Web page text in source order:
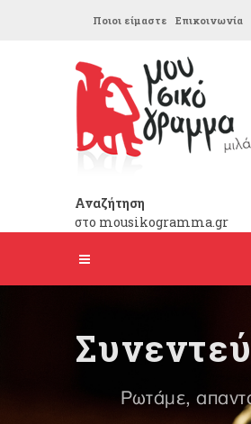
Ποιοι είμαστε Επικοινωνία
Αναζήτηση
στο mousikogramma.gr
Ρωτάμε,